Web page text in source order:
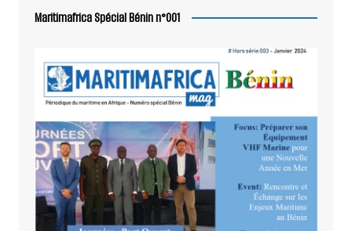
Maritimafrica Spécial Bénin n°001